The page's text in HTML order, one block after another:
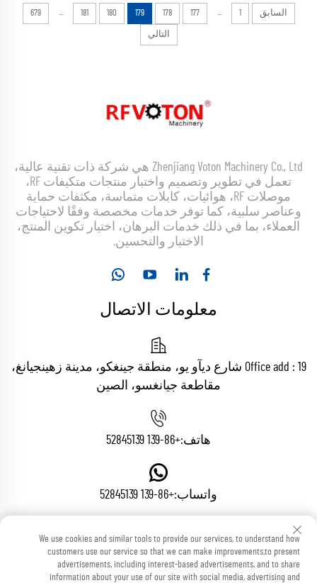
السابق 1
...
177
178
179
180
181
...
679
التالي
Zhenjiang Voton Machinery Co., Ltd هي شركة ذات تقنية عالية،
تعمل في تطوير وتصميم واختبار منتجات متكيفات RF،
موصلات RF، هوائيات، كابلات متماسة، مكثفات حماية
وعناصر سلبية، كما توفر خدمات مخصصة وفقًا لاحتياجات
العملاء، بما في ذلك خدمات البرهان، اختيار تكوين المنتج،
الاختبار والتحسين.
معلومات الاتصال
Office add : 19 شارع ديآو يو، منطقة جينغكو، مدينة زهينجيانغ،
مقاطعة جيانغسو، الصين
هاتف:+86-139 52845139
واتساب:+86-139 52845139
البريد الإلكتروني:[email protected]
We use cookies and similar tools to provide our services, to understand how
customers use our service so that we can make improvements,to present
advertisements, including interest-based advertisements, and to share
information about your use of our site with social media, advertising and